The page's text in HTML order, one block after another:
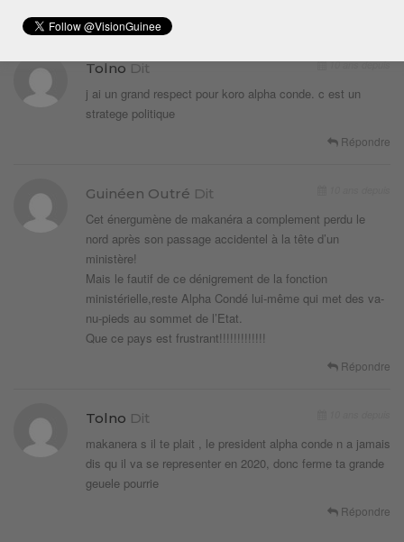
Tolno Dit 10 ans depuis
j ai un grand respect pour koro alpha conde. c est un
stratege politique
Répondre
Guinéen Outré Dit
Cet énergumène de makanéra a complement perdu le
nord après son passage accidentel à la tête d’un
ministère!
Mais le fautif de ce dénigrement de la fonction
ministérielle,reste Alpha Condé lui-même qui met des va-
nu-pieds au sommet de l’Etat.
Que ce pays est frustrant!!!!!!!!!!!!!
Répondre
Tolno Dit
makanera s il te plait , le president alpha conde n a jamais
dis qu il va se representer en 2020, donc ferme ta grande
geuele pourrie
Répondre